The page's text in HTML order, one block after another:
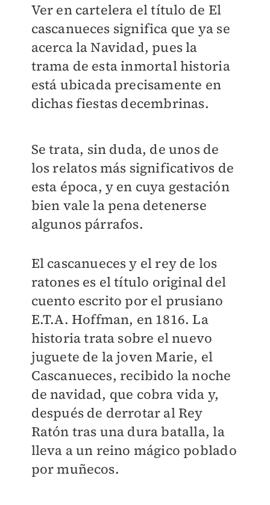
Ver en cartelera el título de El
cascanueces significa que ya se
acerca la Navidad, pues la
trama de esta inmortal historia
está ubicada precisamente en
dichas fiestas decembrinas.
Se trata, sin duda, de unos de
los relatos más significativos de
esta época, y en cuya gestación
bien vale la pena detenerse
algunos párrafos.
El cascanueces y el rey de los
ratones es el título original del
cuento escrito por el prusiano
E.T.A. Hoffman, en 1816. La
historia trata sobre el nuevo
juguete de la joven Marie, el
Cascanueces, recibido la noche
de navidad, que cobra vida y,
después de derrotar al Rey
Ratón tras una dura batalla, la
lleva a un reino mágico poblado
por muñecos.